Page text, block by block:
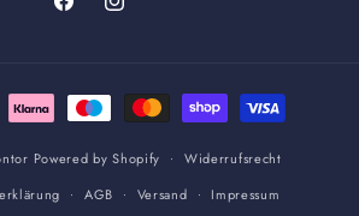
FacebookInstagram
Powered by Shopify
Widerrufsrecht
AGB Versand Impressum